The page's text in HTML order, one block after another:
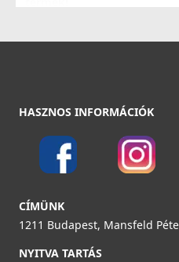
ELLECI - Csaptelep Senna G40
MGKSEN40
74
ELLECI - ACI01307
Kifutó termék!
HASZNOS INFORMÁCIÓK
CÍMÜNK
1211 Budapest, Mansfeld
NYITVA TARTÁS